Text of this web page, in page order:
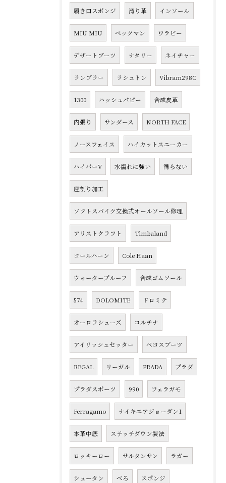
履き口スポンジ 滑り革 インソール
MIU MIU ベックマン ワラビー
デザートブーツ ナタリー ネイチャー
ランブラー ラシュトン Vibram298C
1300 ハッシュパピー 合成皮革
内張り サンダース NORTH FACE
ノースフェイス ハイカットスニーカー
ハイパーV 水濡れに強い 滑らない
座刳り加工
ソフトスパイク交換式オールソール修理
アリストクラフト Timbaland
コールハーン Cole Haan
ウォータープルーフ 合成ゴムソール
574 DOLOMITE ドロミテ
オーロラシューズ コルチナ
アイリッシュセッター ペコスブーツ
REGAL リーガル PRADA プラダ
プラダスポーツ 990 フェラガモ
Ferragamo ナイキエアジョーダン1
本革中底 ステッチダウン製法
ロッキーロー サルタンサン ラガー
シュータン べろ スポンジ